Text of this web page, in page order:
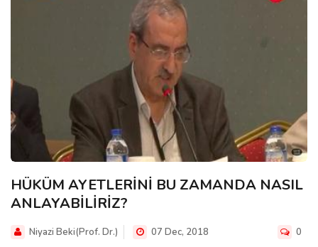
HÜKÜM AYETLERİNİ BU ZAMANDA NASIL
ANLAYABİLİRİZ?
Niyazi Beki(Prof. Dr.) 07 Dec, 2018 0